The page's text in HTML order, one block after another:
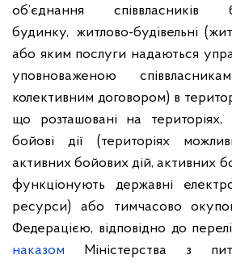
об’єднання співвласників
будинку, житлово-будівельні
або яким послуги надаються
уповноваженою
колективним договором) в
що розташовані на територіях,
бойові дії (територіях
активних бойових дій, активних
функціонують державні
ресурси) або тимчасово
Федерацією, відповідно до
наказом Міністерства з